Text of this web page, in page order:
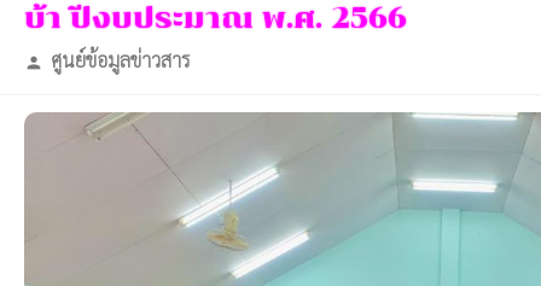
บ้า ปีงบประมาณ พ.ศ. 2566
person ศูนย์ข้อมูลข่าวสาร